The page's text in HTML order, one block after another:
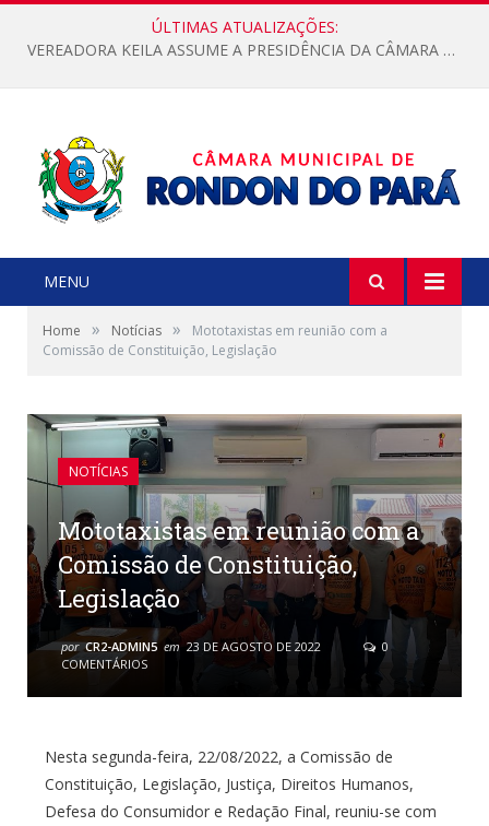
ÚLTIMAS ATUALIZAÇÕES:
VEREADORA KEILA ASSUME A PRESIDÊNCIA DA CÂMARA MUNICIPAL.
MENU
Home » Notícias »
Mototaxistas em reunião com a
Comissão de Constituição, Legislação
NOTÍCIAS
Mototaxistas em reunião com a
Comissão de Constituição,
Legislação
por CR2-ADMIN5 em 23 DE AGOSTO DE 2022
0
COMENTÁRIOS
Nesta segunda-feira, 22/08/2022, a Comissão de
Constituição, Legislação, Justiça, Direitos Humanos,
Defesa do Consumidor e Redação Final, reuniu-se com